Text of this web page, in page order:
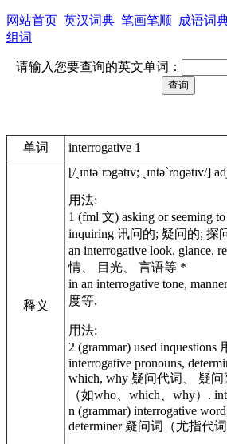
网站首页 英汉词典 笔画笔顺 成语词
组词
请输入您要查询的英文单词：
单词 interrogative 1
释义
[/ˏɪntəˈrɔgətɪv; ˏɪntəˋrɑɡətɪv/]
用法:
1 (fml 文) asking or seeming to
inquiring 讯问的; 疑问的; 探
an interrogative look, glance,
情、 目光、 言语等 *
in an interrogative tone,
度等.
用法:
2 (grammar) used inquestions
interrogative pronouns,
which, why 疑问代词、 疑
（如who、which、why）.
n (grammar) interrogative
determiner 疑问词（尤指代